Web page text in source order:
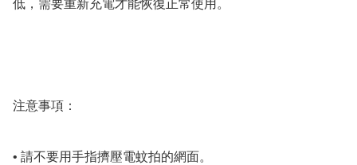
低，需要重新充電才能恢復正常使用。
注意事項：
• 請不要用手指擠壓電蚊拍的網面。